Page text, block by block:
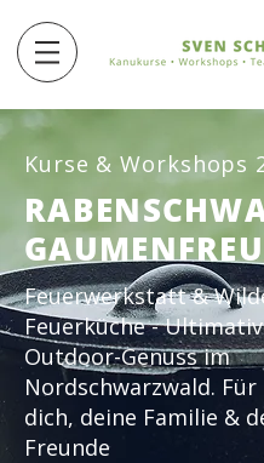
Kurse & Workshops
Feuerwerkstatt &
Feuerküche -
Outdoor-Genuss im
Nordschwarzwald. Für
dich, deine Familie &
Freunde